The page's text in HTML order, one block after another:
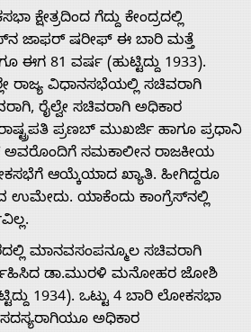
ಕ್ಷೇತ್ರದಿಂದ ಗೆದ್ದು ಕೇಂದ್ರದಲ್ಲಿ
ಜಾಫರ್ ಷರೀಫ್ ಈ ಬಾರಿ ಮತ್ತೆ
ಈಗ 81 ವರ್ಷ (ಹುಟ್ಟಿದ್ದು 1933).
ರಾಜ್ಯ ವಿಧಾನಸಭೆಯಲ್ಲಿ ಸಚಿವರಾಗಿ
ರೈಲ್ವೇ ಸಚಿವರಾಗಿ ಅಧಿಕಾರ
ಪ್ರಣಬ್ ಮುಖರ್ಜಿ ಹಾಗೂ ಪ್ರಧಾನಿ
ಸಮಕಾಲೀನ ರಾಜಕೀಯ
ಆಯ್ಕೆಯಾದ ಖ್ಯಾತಿ. ಹೀಗಿದ್ದರೂ
ಉಮೇದು. ಯಾಕೆಂದು ಕಾಂಗ್ರೆಸ್‌ನಲ್ಲಿ
ಮಾನವಸಂಪನ್ಮೂಲ ಸಚಿವರಾಗಿ
ಡಾ.ಮುರಳಿ ಮನೋಹರ ಜೋಶಿ
1934). ಒಟ್ಟು 4 ಬಾರಿ ಲೋಕಸಭಾ
ಸದಸ್ಯರಾಗಿಯೂ ಅಧಿಕಾರ